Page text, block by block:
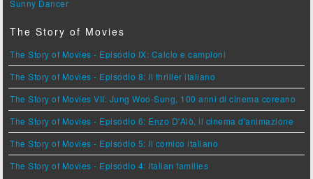
Sunny Dancer
The Story of Movies
The Story of Movies - Episodio IX: Calcio e campioni
The Story of Movies - Episodio 8: Il thriller italiano
The Story of Movies VII: Jung Woo-Sung, 100 anni di cinema coreano
The Story of Movies - Episodio 6: Enzo D'Alò, il cinema d'animazione
The Story of Movies - Episodio 5: Il comico italiano
The Story of Movies - Episodio 4: Italian families